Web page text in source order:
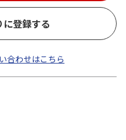
登録する
合わせはこちら